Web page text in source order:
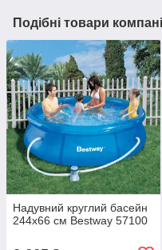
Подібні товари
Надувний круглий басейн
244х66 см Bestway 57100